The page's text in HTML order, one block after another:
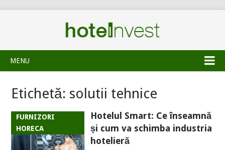
MENU
Etichetă: solutii tehnice
FURNIZORI
HORECA
Hotelul Smart: Ce înseamnă
și cum va schimba industria
hotelieră